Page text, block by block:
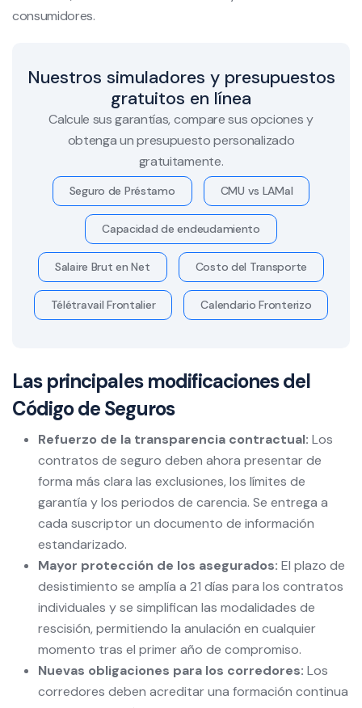
consumidores.
Nuestros simuladores y presupuestos
gratuitos en línea
Calcule sus garantías, compare sus opciones y
obtenga un presupuesto personalizado
gratuitamente.
Seguro de Préstamo CMU vs LAMal
Capacidad de endeudamiento
Salaire Brut en Net Costo del Transporte
Télétravail Frontalier Calendario Fronterizo
Las principales modificaciones del
Código de Seguros
Refuerzo de la transparencia contractual: Los
contratos de seguro deben ahora presentar de
forma más clara las exclusiones, los límites de
garantía y los periodos de carencia. Se entrega a
cada suscriptor un documento de información
estandarizado.
Mayor protección de los asegurados: El plazo de
desistimiento se amplía a 21 días para los contratos
individuales y se simplifican las modalidades de
rescisión, permitiendo la anulación en cualquier
momento tras el primer año de compromiso.
Nuevas obligaciones para los corredores: Los
corredores deben acreditar una formación continua